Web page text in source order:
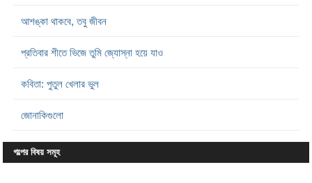
আশঙ্কা থাকবে, তবু জীবন
প্রতিবার শীতে ভিজে তুমি জ্যোস্না হয়ে যাও
কবিতা: পুতুল খেলার ভুল
জোনাকিগুলো
গল্পের বিষয় সমূহ